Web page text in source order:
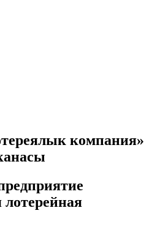
компания»
лотерейная